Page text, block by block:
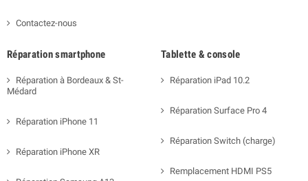
Contactez-nous
Réparation smartphone
Réparation à Bordeaux & St-
Médard
Réparation iPhone 11
Réparation iPhone XR
Tablette & console
Réparation iPad 10.2
Réparation Surface Pro 4
Réparation Switch (charge)
Remplacement HDMI PS5